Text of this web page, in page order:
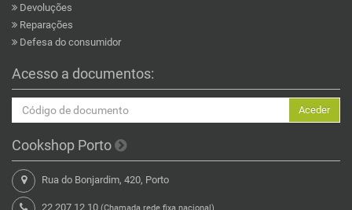
Devoluções
Reparações
Defesa do consumidor
Acesso a documentos:
Aceder
Cookshop Porto
Rua do Bonjardim, 420, Porto
22 207 12 10